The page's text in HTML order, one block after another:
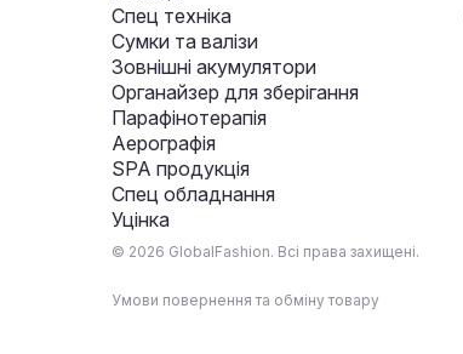
Спец техніка
Сумки та валізи
Зовнішні акумулятори
Органайзер для зберігання
Парафінотерапія
Аерографія
SPA продукція
Спец обладнання
Уцінка
© 2026 GlobalFashion. Всі права захищені.
Умови повернення та обміну товару